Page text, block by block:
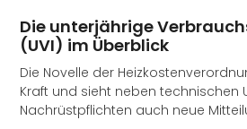
Die unterjährige
(UVI) im Überblick
Die Novelle der
Kraft und sieht neben technischen
Nachrüstpflichten auch neue